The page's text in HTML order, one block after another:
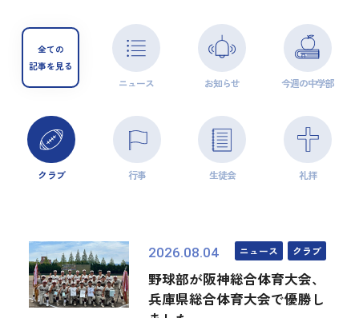
全ての
記事を見る
ニュース お知らせ 今週の中学部
クラブ 行事 生徒会 礼拝
2026.08.04 ニュース クラブ
野球部が阪神総合体育大会、
兵庫県総合体育大会で優勝し